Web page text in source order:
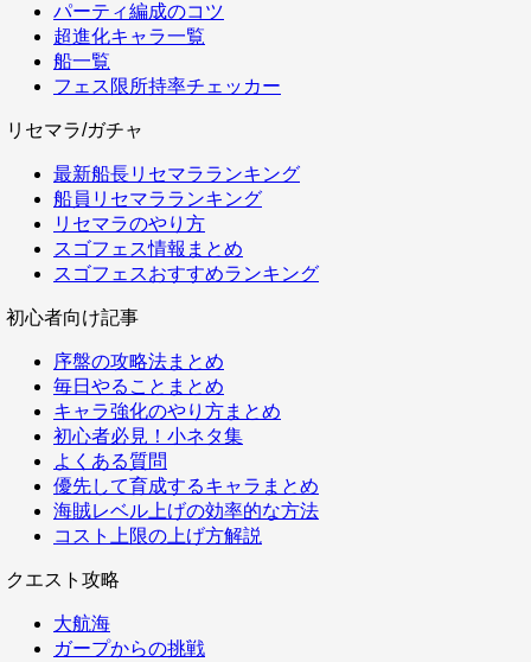
パーティ編成のコツ
超進化キャラ一覧
船一覧
フェス限所持率チェッカー
リセマラ/ガチャ
最新船長リセマラランキング
船員リセマラランキング
リセマラのやり方
スゴフェス情報まとめ
スゴフェスおすすめランキング
初心者向け記事
序盤の攻略法まとめ
毎日やることまとめ
キャラ強化のやり方まとめ
初心者必見！小ネタ集
よくある質問
優先して育成するキャラまとめ
海賊レベル上げの効率的な方法
コスト上限の上げ方解説
クエスト攻略
大航海
ガープからの挑戦